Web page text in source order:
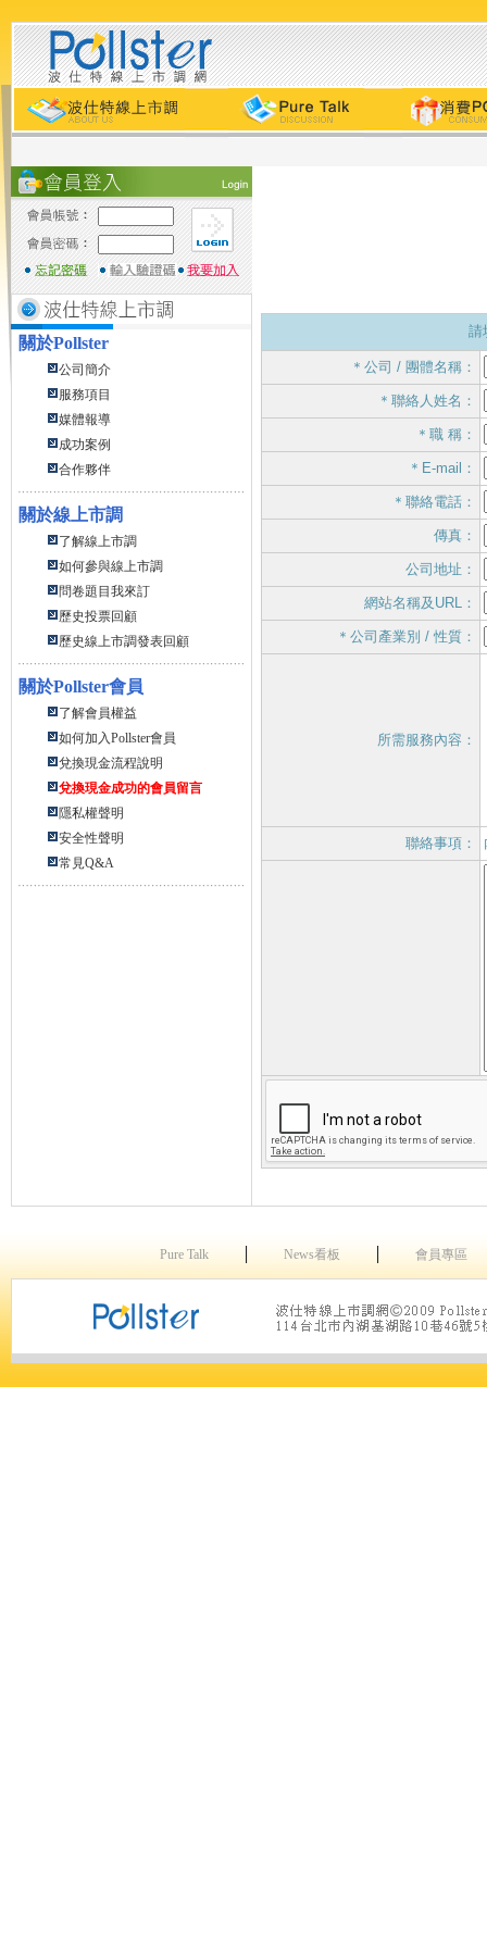
關於Pollster
公司簡介
服務項目
媒體報導
成功案例
合作夥伴
關於線上市調
了解線上市調
如何參與線上市調
問卷題目我來訂
歷史投票回顧
歷史線上市調發表回顧
關於Pollster會員
了解會員權益
如何加入Pollster會員
兌換現金流程說明
兌換現金成功的會員留言
隱私權聲明
安全性聲明
常見Q&A
請
＊公司 / 團體名稱：
＊聯絡人姓名：
＊職 稱：
＊E-mail：
＊聯絡電話：
傳真：
公司地址：
網站名稱及URL：
＊公司產業別 / 性質：
所需服務內容：
聯絡事項：
Pure Talk News看板 會員專區